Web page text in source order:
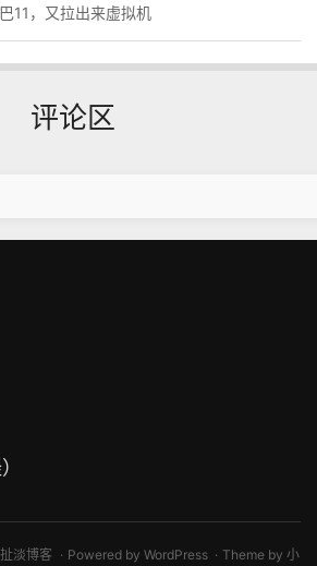
11，又拉出来虚拟机
评论区
淡博客 Powered by WordPress Theme by 小